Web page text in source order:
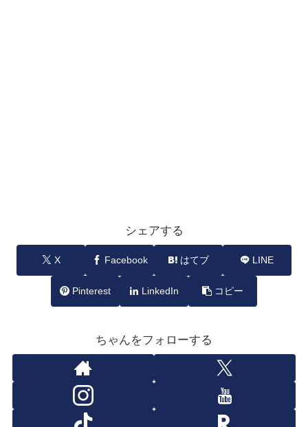
シェアする
X Facebook はてブ LINE
Pinterest LinkedIn コピー
ちゃんをフォローする